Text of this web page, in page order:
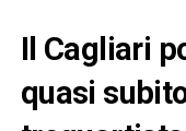
Il Cagliari
quasi